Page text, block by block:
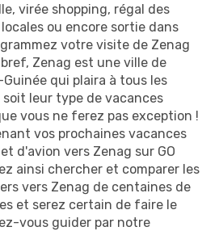
virée shopping, régal des
ou encore sortie dans
votre visite de Zenag
Zenag est une ville de
qui plaira à tous les
leur type de vacances
vous ne ferez pas exception !
vos prochaines vacances
d'avion vers Zenag sur GO
ainsi chercher et comparer les
vers Zenag de centaines de
et serez certain de faire le
vous guider par notre